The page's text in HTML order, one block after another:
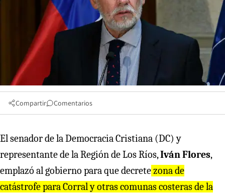
Compartir Comentarios
El senador de la Democracia Cristiana (DC) y
representante de la Región de Los Ríos,Iván Flores,
emplazó al gobierno para que decretezona de
catástrofe para Corral y otras comunas costeras de la